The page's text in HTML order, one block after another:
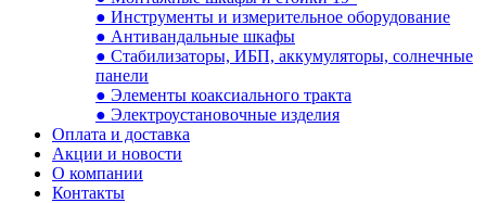
● Инструменты и измерительное оборудование
● Антивандальные шкафы
● Стабилизаторы, ИБП, аккумуляторы, солнечные
панели
● Элементы коаксиального тракта
● Электроустановочные изделия
Оплата и доставка
Акции и новости
О компании
Контакты